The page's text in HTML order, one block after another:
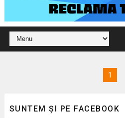
1
SUNTEM ȘI PE FACEBOOK